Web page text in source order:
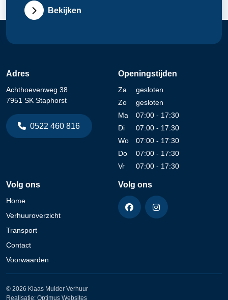
Bekijken
Adres
Achthoevenweg 38
7951 SK Staphorst
0522 460 816
Openingstijden
Za
gesloten
Zo
gesloten
Ma
07:00 - 17:30
Di
07:00 - 17:30
Wo
07:00 - 17:30
Do
07:00 - 17:30
Vr
07:00 - 17:30
Volg ons
Home
Verhuuroverzicht
Transport
Contact
Voorwaarden
Volg ons
© 2026 Klaas Mulder Verhuur
Realisatie: Optimus Websites